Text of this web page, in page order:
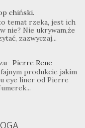
chiński.
temat rzeka, jest ich
nie? Nie ukrywam,że
zazwyczaj...
Pierre Rene
produkcie jakim
eye liner od Pierre